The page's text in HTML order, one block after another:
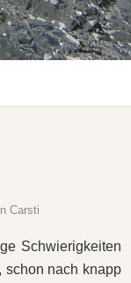
Carsti
Schwierigkeiten
schon nach knapp